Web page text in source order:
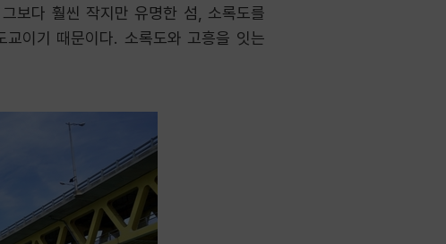
보다 훨씬 작지만 유명한 섬, 소록도를
이기 때문이다. 소록도와 고흥을 잇는